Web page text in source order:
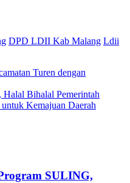
DPD LDII Kab Malang Ldii
Turen dengan
Halal Bihalal Pemerintah
Kemajuan Daerah
SULING,